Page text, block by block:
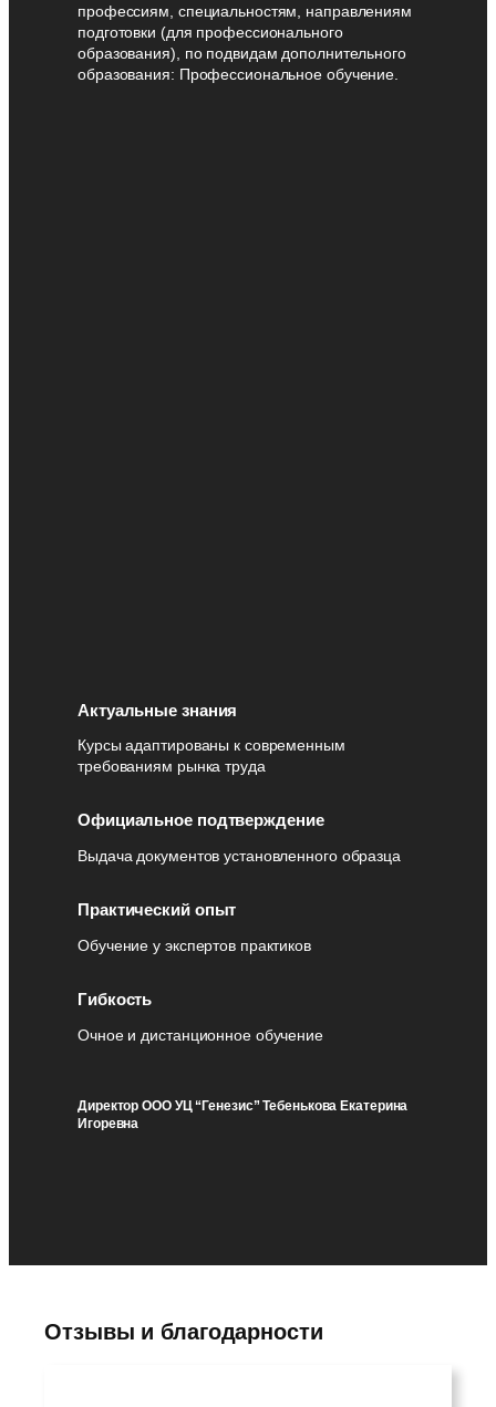
профессиям, специальностям, направлениям
подготовки (для профессионального
образования), по подвидам дополнительного
образования: Профессиональное обучение.
Актуальные знания
Курсы адаптированы к современным
требованиям рынка труда
Официальное подтверждение
Выдача документов установленного образца
Практический опыт
Обучение у экспертов практиков
Гибкость
Очное и дистанционное обучение
Директор ООО УЦ “Генезис” Тебенькова Екатерина
Игоревна
Отзывы и благодарности